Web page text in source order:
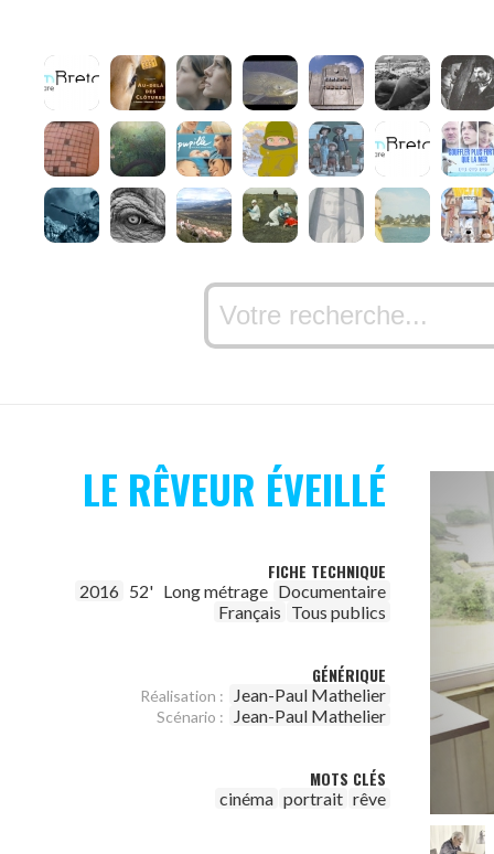
LE RÊVEUR ÉVEILLÉ
FICHE TECHNIQUE
2016 52' Long métrage Documentaire
Français Tous publics
GÉNÉRIQUE
Réalisation : Jean-Paul Mathelier
Scénario : Jean-Paul Mathelier
MOTS CLÉS
cinéma portrait rêve